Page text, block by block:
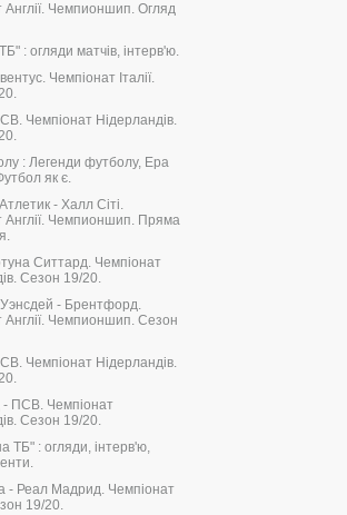
Англії. Чемпионшип. Огляд
: огляди матчів, інтерв'ю.
Чемпіонат Італії.
Чемпіонат Нідерландів.
: Легенди футболу, Ера
як є.
- Халл Сіті.
Англії. Чемпионшип. Пряма
Ситтард. Чемпіонат
Сезон 19/20.
- Брентфорд.
Англії. Чемпионшип. Сезон
Чемпіонат Нідерландів.
ПСВ. Чемпіонат
Сезон 19/20.
ТБ" : огляди, інтерв'ю,
- Реал Мадрид. Чемпіонат
19/20.